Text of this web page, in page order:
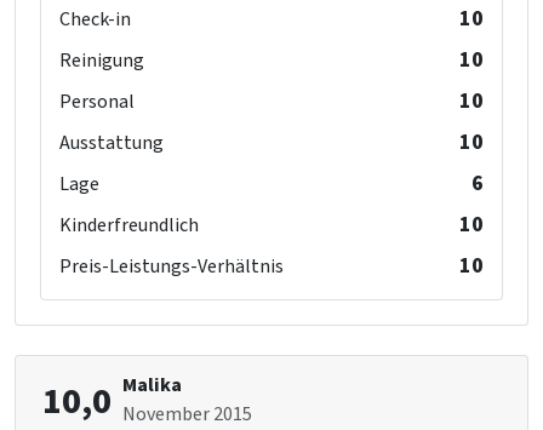
Check-in 10
Reinigung 10
Personal 10
Ausstattung 10
Lage 6
Kinderfreundlich 10
Preis-Leistungs-Verhältnis 10
10,0 Malika
November 2015